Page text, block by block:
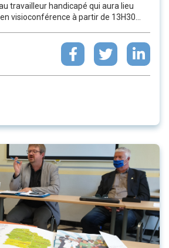
travailleur handicapé qui aura lieu
visioconférence à partir de 13H30...